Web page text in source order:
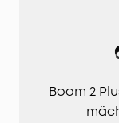
Boom 2